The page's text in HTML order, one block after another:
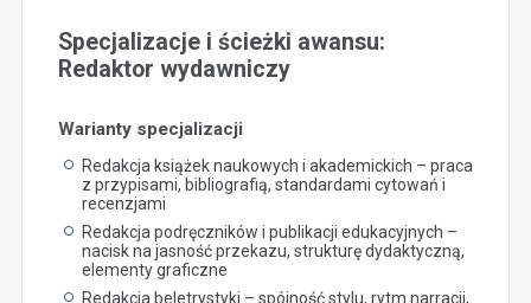
Specjalizacje i ścieżki awansu:
Redaktor wydawniczy
Warianty specjalizacji
Redakcja książek naukowych i akademickich – praca
z przypisami, bibliografią, standardami cytowań i
recenzjami
Redakcja podręczników i publikacji edukacyjnych –
nacisk na jasność przekazu, strukturę dydaktyczną,
elementy graficzne
Redakcja beletrystyki – spójność stylu, rytm narracji,